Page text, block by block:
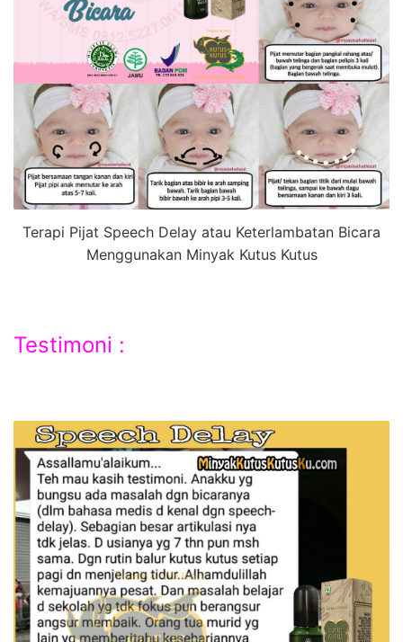
Terapi Pijat Speech Delay atau Keterlambatan Bicara
Menggunakan Minyak Kutus Kutus
Testimoni :